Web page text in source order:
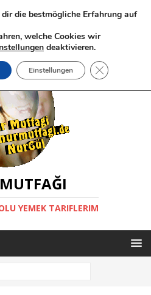
YEMEK TARIFLERIM
die bestmögliche Erfahrung auf
welche Cookies wir
deaktivieren.
Einstellungen GDPR